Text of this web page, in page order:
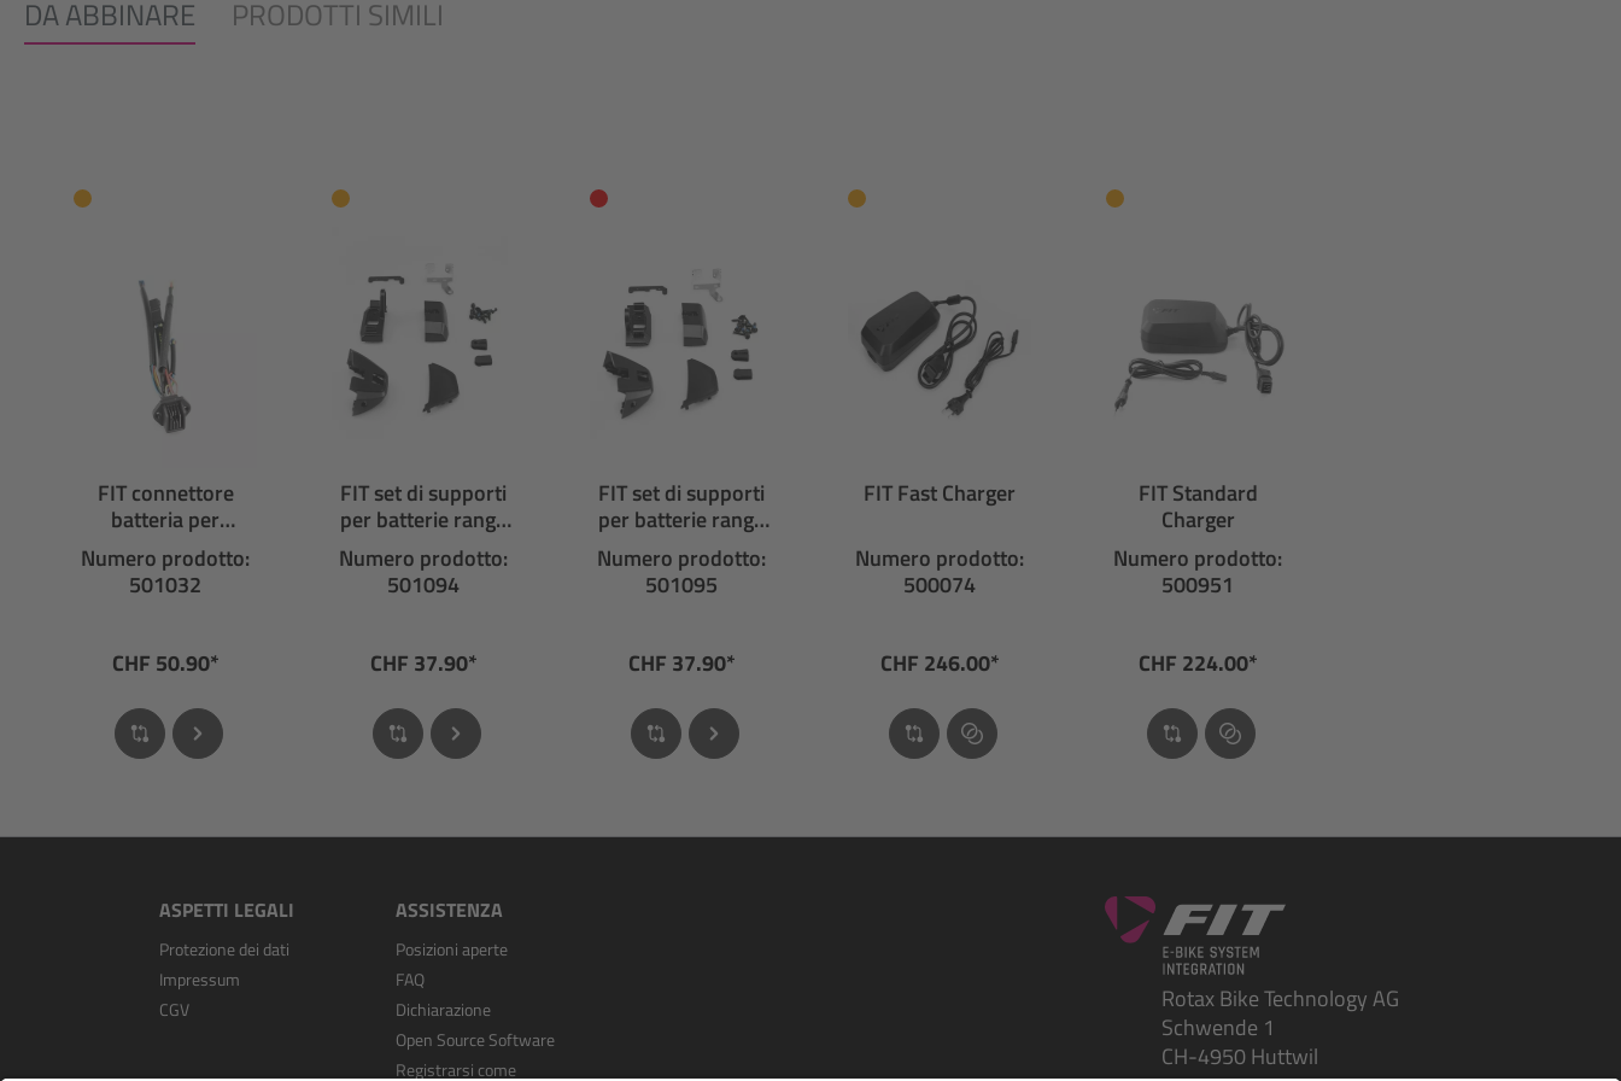
DA ABBINARE PRODOTTI SIMILI
FIT connettore
batteria per
Panasonic GX con
collegamento per
batteria
Numero prodotto:
501032
CHF 50.90*
FIT set di supporti
per batterie range
extender stretto
Numero prodotto:
501094
CHF 37.90*
FIT set di supporti
per batterie range
extender largo
Numero prodotto:
501095
CHF 37.90*
FIT Fast Charger
Numero prodotto:
500074
CHF 246.00*
FIT Standard
Charger
Numero prodotto:
500951
CHF 224.00*
ASPETTI LEGALI
Protezione dei dati
Impressum
CGV
ASSISTENZA
Posizioni aperte
FAQ
Dichiarazione
Open Source Software
Registrarsi come
Rotax Bike Technology AG
Schwende 1
CH-4950 Huttwil